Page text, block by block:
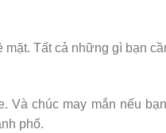
Tất cả những gì bạn
Và chúc may mắn nếu
phố.